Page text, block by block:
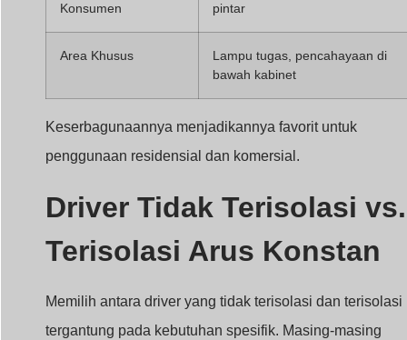
Konsumen
pintar
Area Khusus
Lampu tugas, pencahayaan di
bawah kabinet
Keserbagunaannya menjadikannya favorit untuk
penggunaan residensial dan komersial.
Driver Tidak Terisolasi vs.
Terisolasi Arus Konstan
Memilih antara driver yang tidak terisolasi dan terisolasi
tergantung pada kebutuhan spesifik. Masing-masing